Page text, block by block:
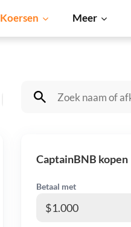
Koersen Meer
Shiba Inu Dogecoin Solana
CaptainBNB kopen
Betaal met